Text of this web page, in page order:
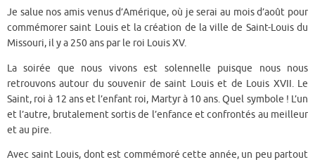
Je salue nos amis venus d’Amérique, où je serai au mois d’août pour
commémorer saint Louis et la création de la ville de Saint-Louis du
Missouri, il y a 250 ans par le roi Louis XV.
La soirée que nous vivons est solennelle puisque nous nous
retrouvons autour du souvenir de saint Louis et de Louis XVII. Le
Saint, roi à 12 ans et l’enfant roi, Martyr à 10 ans. Quel symbole ! L’un
et l’autre, brutalement sortis de l’enfance et confrontés au meilleur
et au pire.
Avec saint Louis, dont est commémoré cette année, un peu partout